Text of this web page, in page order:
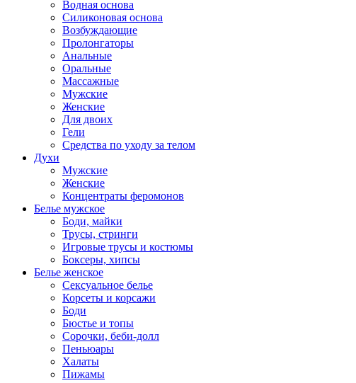
Водная основа
Силиконовая основа
Возбуждающие
Пролонгаторы
Анальные
Оральные
Массажные
Мужские
Женские
Для двоих
Гели
Средства по уходу за телом
Духи
Мужские
Женские
Концентраты феромонов
Белье мужское
Боди, майки
Трусы, стринги
Игровые трусы и костюмы
Боксеры, хипсы
Белье женское
Сексуальное белье
Корсеты и корсажи
Боди
Бюстье и топы
Сорочки, беби-долл
Пеньюары
Халаты
Пижамы